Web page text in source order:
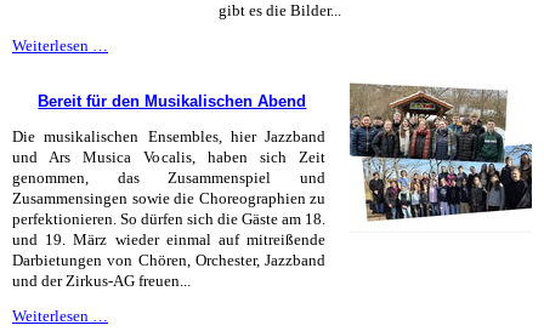
gibt es die Bilder...
Weiterlesen …
der
offenen
Tür
am
Corvi
Bereit für den Musikalischen Abend
Die musikalischen Ensembles, hier Jazzband
und Ars Musica Vocalis, haben sich Zeit
genommen, das Zusammenspiel und
Zusammensingen sowie die Choreographien zu
perfektionieren. So dürfen sich die Gäste am 18.
und 19. März wieder einmal auf mitreißende
Darbietungen von Chören, Orchester, Jazzband
und der Zirkus-AG freuen...
Weiterlesen …